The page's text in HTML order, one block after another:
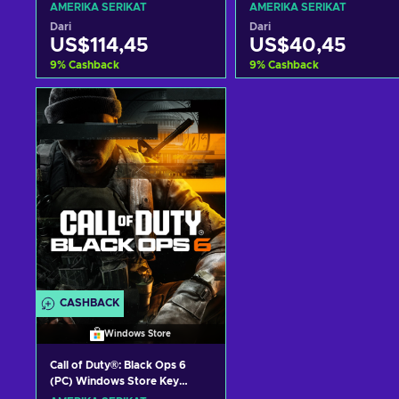
PC/XBOX LIVE Key UNITED
STATES
AMERIKA SERIKAT
Dari
US$114,45
9% Cashback
Tambah ke keranjang
Lihat penawaran
(DLC) PC/XBOX LIVE Key
UNITED STATES
AMERIKA SERIKAT
Dari
US$40,45
9% Cashback
CASHBACK
Windows Store
Call of Duty®: Black Ops 6
(PC) Windows Store Key